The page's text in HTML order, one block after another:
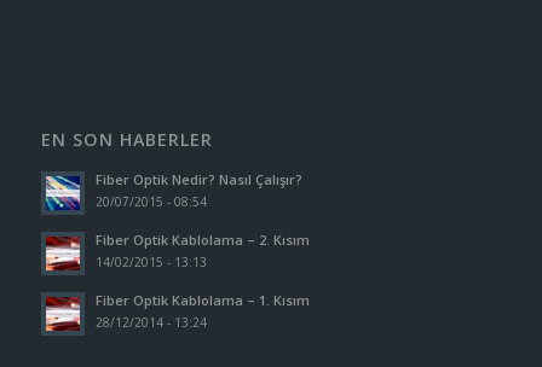
EN SON HABERLER
Fiber Optik Nedir? Nasıl Çalışır?
20/07/2015 - 08:54
Fiber Optik Kablolama – 2. Kısım
14/02/2015 - 13:13
Fiber Optik Kablolama – 1. Kısım
28/12/2014 - 13:24